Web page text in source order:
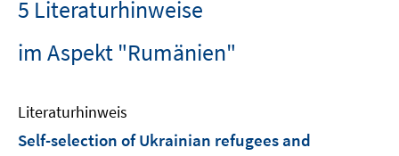
5 Literaturhinweise
im Aspekt "Rumänien"
Literaturhinweis
Self-selection of Ukrainian refugees and